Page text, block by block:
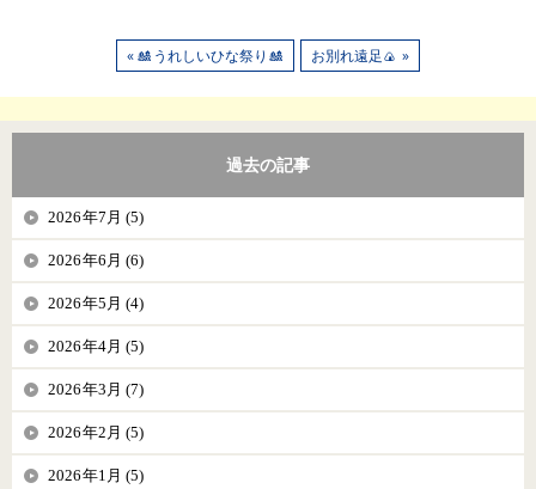
« 🎎うれしいひな祭り🎎 お別れ遠足🍙 »
過去の記事
2026年7月 (5)
2026年6月 (6)
2026年5月 (4)
2026年4月 (5)
2026年3月 (7)
2026年2月 (5)
2026年1月 (5)